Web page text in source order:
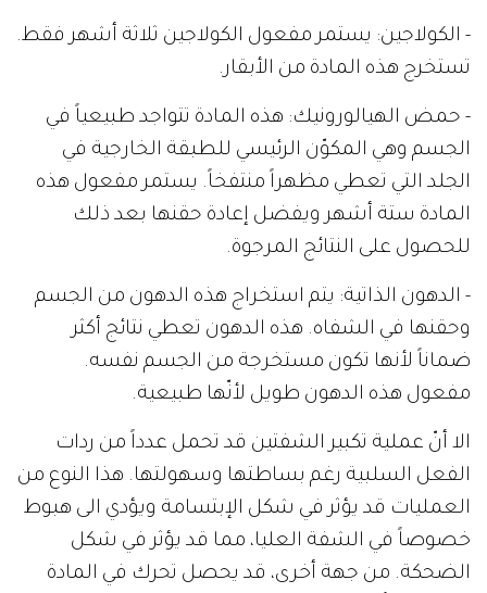
- الكولاجين: يستمر مفعول الكولاجين ثلاثة أشهر فقط.
تستخرج هذه المادة من الأبقار.
- حمض الهيالورونيك: هذه المادة تتواجد طبيعياً في
الجسم وهي المكوّن الرئيسي للطبقة الخارجية في
الجلد التي تعطي مظهراً منتفخاً. يستمر مفعول هذه
المادة ستة أشهر ويفضل إعادة حقنها بعد ذلك
للحصول على النتائج المرجوة.
- الدهون الذاتية: يتم استخراج هذه الدهون من الجسم
وحقنها في الشفاه. هذه الدهون تعطي نتائج أكثر
ضماناً لأنها تكون مستخرجة من الجسم نفسه.
مفعول هذه الدهون طويل لأنّها طبيعية.
الا أنّ عملية تكبير الشفتين قد تحمل عدداً من ردات
الفعل السلبية رغم بساطتها وسهولتها. هذا النوع من
العمليات قد يؤثر في شكل الإبتسامة ويؤدي الى هبوط
خصوصاً في الشفة العليا، مما قد يؤثر في شكل
الضحكة. من جهة أخرى، قد يحصل تحرك في المادة